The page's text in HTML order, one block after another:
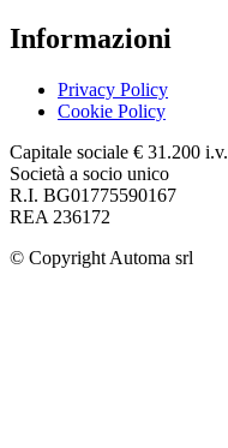
Informazioni
Privacy Policy
Cookie Policy
Capitale sociale € 31.200 i.v.
Società a socio unico
R.I. BG01775590167
REA 236172
© Copyright Automa srl